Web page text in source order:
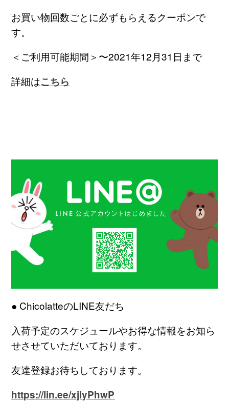
お買い物回数ごとに必ずもらえるクーポンで
す。
＜ご利用可能期間＞〜2021年12月31日まで
詳細はこちら
● ChicolatteのLINE友だち
入荷予定のスケジュールやお得な情報をお知ら
せさせていただいております。
友達登録お待ちしております。
https://lin.ee/xjlyPhwP